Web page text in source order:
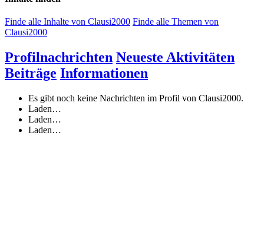
Finde alle Inhalte von Clausi2000 Finde alle Themen von
Clausi2000
Profilnachrichten Neueste Aktivitäten
Beiträge Informationen
Es gibt noch keine Nachrichten im Profil von Clausi2000.
Laden…
Laden…
Laden…